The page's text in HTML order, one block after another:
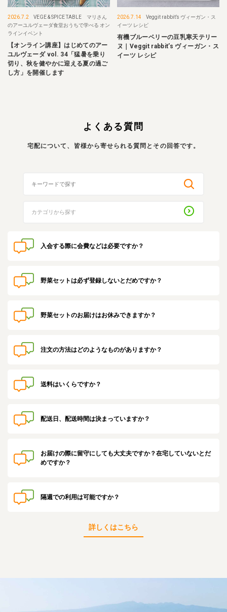
2026.7.2
VEGE & SPICE TABLE マリさん
のアーユルヴェーダ食堂おうちで学べる オン
ラインイベント
【オンライン講座】はじめてのアー
ユルヴェーダ vol. 34「猛暑を乗り
切り、秋を健やかに迎える夏の過ご
し方」を開催します
2026.7.14
Veggit rabbit’s ヴィーガン・ス
イーツ レシピ
有機ブルーベリーの豆乳寒天テリー
ヌ｜Veggit rabbit’s ヴィーガン・ス
イーツ レシピ
よくある質問
宅配について、皆様から寄せられる質問とその回答です。
入会する際に会費などは必要ですか？
野菜セットは必ず登録しないとだめですか？
野菜セットのお届けはお休みできますか？
注文の方法はどのようなものがありますか？
送料はいくらですか？
配送日、配送時間は決まっていますか？
お届けの際に留守にしても大丈夫ですか？在宅していないとだ
めですか？
隔週での利用は可能ですか？
詳しくはこちら